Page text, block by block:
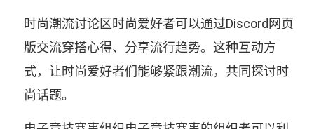
时尚潮流讨论区时尚爱好者可以通过Discord网页
版交流穿搭心得、分享流行趋势。这种互动方
式，让时尚爱好者们能够紧跟潮流，共同探讨时
尚话题。